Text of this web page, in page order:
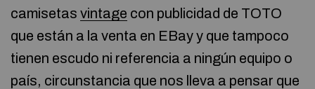
camisetas vintage con publicidad de TOTO
que están a la venta en EBay y que tampoco
tienen escudo ni referencia a ningún equipo o
país, circunstancia que nos lleva a pensar que